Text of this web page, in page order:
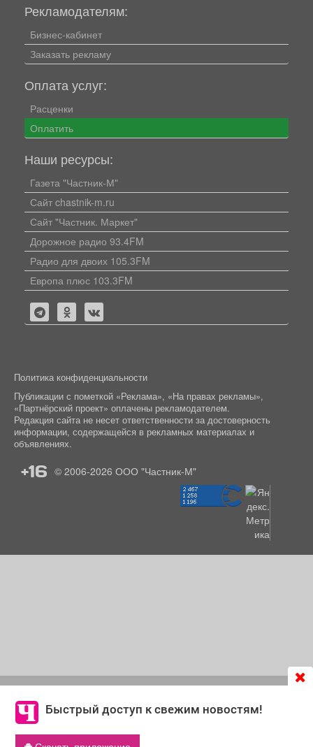
Быстрый доступ к свежим новостям!
согласие на обработку файлов cookie, которые
обеспечивают корректную работу сайта и сбора
информации для улучшения качества сервисов.
Рекламодателям:
Бизнес-кабинет
Заказать рекламу
Оплата услуг:
Расценки
Оплатить
Наши ресурсы:
Газета "Частник-М"
Сайт chastnik-m.ru
Сайт "Частник. Маркет"
Дорожное радио 93.4FM
Радио для двоих 105.3FM
Европа плюс 103.3FM
Политика конфиденциальности
Публикации с пометкой «Реклама», «На правах рекламы»,
«Партнёрский проект» оплачены рекламодателем.
Редакция сайта не несет ответственности за достоверность
информации, содержащейся в рекламных материалах и
объявлениях.
+16 © 2006-2026 ООО "Частник-М"